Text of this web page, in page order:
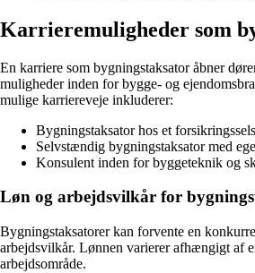
Karrieremuligheder som
En karriere som bygningstaksator åbner
muligheder inden for bygge- og
mulige karriereveje inkluderer:
Bygningstaksator hos et
Selvstændig bygningstaksator med
Konsulent inden for byggeteknik og
Løn og arbejdsvilkår for
Bygningstaksatorer kan forvente en
arbejdsvilkår. Lønnen varierer afhængigt af
arbejdsområde.